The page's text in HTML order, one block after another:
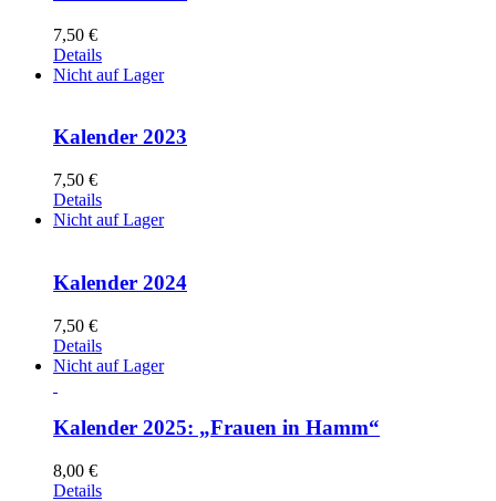
7,50 €
Details
Nicht auf Lager
Kalender 2023
7,50 €
Details
Nicht auf Lager
Kalender 2024
7,50 €
Details
Nicht auf Lager
Kalender 2025: „Frauen in Hamm“
8,00 €
Details